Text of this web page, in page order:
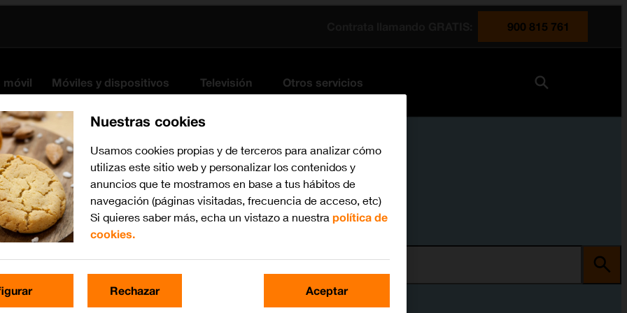
900 815 761
móvil Móviles y dispositivos Televisión Otros servicios
iPadOS 18
Nuestras cookies
Usamos cookies propias y de terceros para analizar cómo
utilizas este sitio web y personalizar los contenidos y
anuncios que te mostramos en base a tus hábitos de
navegación (páginas visitadas, frecuencia de acceso, etc)
Si quieres saber más, echa un vistazo a nuestrapolítica de
cookies.
Rechazar Aceptar